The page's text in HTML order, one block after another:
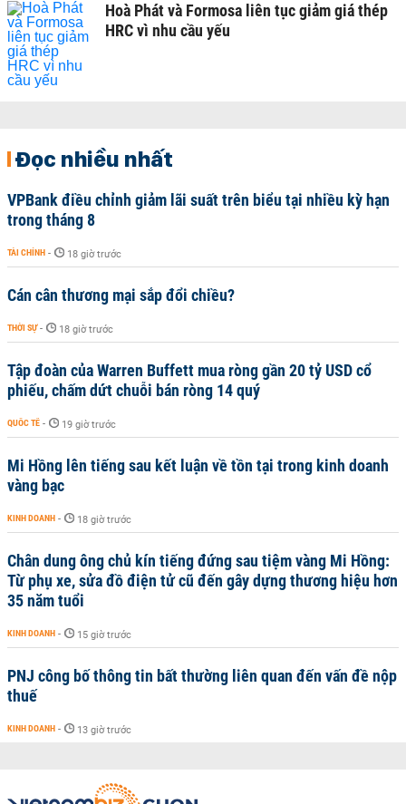
Hoà Phát và Formosa liên tục giảm giá thép
HRC vì nhu cầu yếu
Đọc nhiều nhất
VPBank điều chỉnh giảm lãi suất trên biểu tại nhiều kỳ hạn
trong tháng 8
TÀI CHÍNH - 18 giờ trước
Cán cân thương mại sắp đổi chiều?
THỜI SỰ - 18 giờ trước
Tập đoàn của Warren Buffett mua ròng gần 20 tỷ USD cổ
phiếu, chấm dứt chuỗi bán ròng 14 quý
QUỐC TẾ - 19 giờ trước
Mi Hồng lên tiếng sau kết luận về tồn tại trong kinh doanh
vàng bạc
KINH DOANH - 18 giờ trước
Chân dung ông chủ kín tiếng đứng sau tiệm vàng Mi Hồng:
Từ phụ xe, sửa đồ điện tử cũ đến gây dựng thương hiệu hơn
35 năm tuổi
KINH DOANH - 15 giờ trước
PNJ công bố thông tin bất thường liên quan đến vấn đề nộp
thuế
KINH DOANH - 13 giờ trước